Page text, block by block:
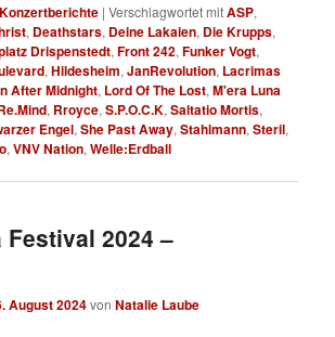
Konzertberichte |Verschlagwortet mitASP,
, Deathstars, Deine Lakaien, Die Krupps,
Drispenstedt,Front 242,Funker Vogt,
,Hildesheim,JanRevolution, Lacrimas
After Midnight, Lord Of The Lost,M'era Luna
, Rroyce,S.P.O.C.K,Saltatio Mortis,
Engel,She Past Away,Stahlmann,Steril,
,VNV Nation,Welle:Erdball
Festival 2024 –
August 2024vonNatalie Laube